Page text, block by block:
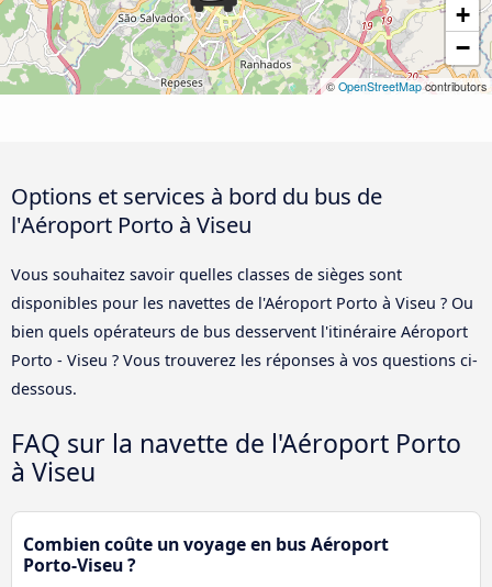
+
−
© OpenStreetMapcontributors
Options et services à bord du bus de
l'Aéroport Porto à Viseu
Vous souhaitez savoir quelles classes de sièges sont
disponibles pour les navettes de l'Aéroport Porto à Viseu ? Ou
bien quels opérateurs de bus desservent l'itinéraire Aéroport
Porto - Viseu ? Vous trouverez les réponses à vos questions ci-
dessous.
FAQ sur la navette de l'Aéroport Porto
à Viseu
Combien coûte un voyage en bus Aéroport
Porto-Viseu ?